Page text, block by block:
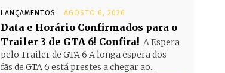
LANÇAMENTOS AGOSTO 6, 2026
Data e Horário Confirmados para o
Trailer 3 de GTA 6! Confira! A Espera
pelo Trailer de GTA 6 A longa espera dos
fãs de GTA 6 está prestes a chegar ao...